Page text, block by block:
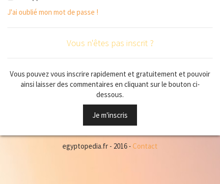
J'ai oublié mon mot de passe !
Vous n'êtes pas inscrit ?
Vous pouvez vous inscrire rapidement et gratuitement et pouvoir
ainsi laisser des commentaires en cliquant sur le bouton ci-
dessous.
Je m'inscris
egyptopedia.fr - 2016 - Contact